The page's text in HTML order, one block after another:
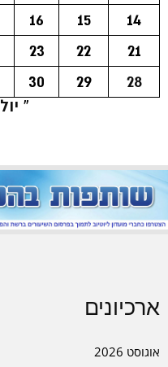
14
15
16
21
22
23
28
29
30
« יול
ארכיונים
אוגוסט 2026